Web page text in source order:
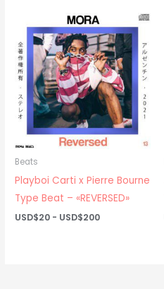
USD$20
hasta
USD$200
Beats
Playboi Carti x Pierre Bourne
Type Beat – «REVERSED»
USD$20 - USD$200Rango